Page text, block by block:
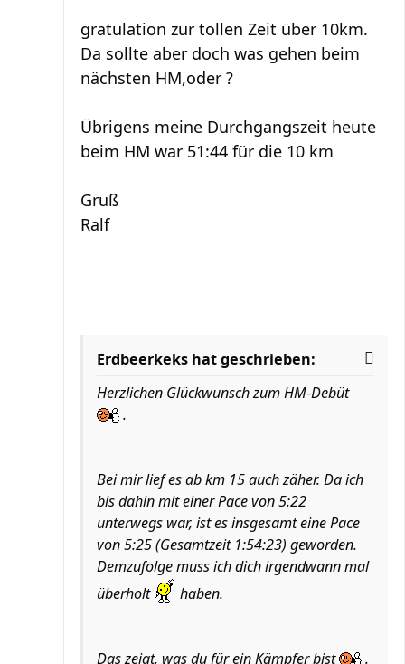
gratulation zur tollen Zeit über 10km.
Da sollte aber doch was gehen beim
nächsten HM,oder ?
Übrigens meine Durchgangszeit heute
beim HM war 51:44 für die 10 km
Gruß
Ralf
Erdbeerkeks hat geschrieben:
Herzlichen Glückwunsch zum HM-Debüt
.
Bei mir lief es ab km 15 auch zäher. Da ich
bis dahin mit einer Pace von 5:22
unterwegs war, ist es insgesamt eine Pace
von 5:25 (Gesamtzeit 1:54:23) geworden.
Demzufolge muss ich dich irgendwann mal
überholt
haben.
Das zeigt, was du für ein Kämpfer bist .